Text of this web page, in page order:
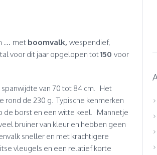
… met boomvalk, wespendief,
voor dit jaar opgelopen tot150 voor
van 70 tot 84 cm. Het
rond de 230 g. Typische kenmerken
de borst en een witte keel. Mannetje
bruiner van kleur en hebben geen
sneller en met krachtigere
vleugels en een relatief korte